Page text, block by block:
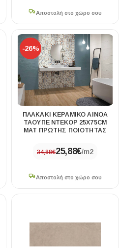
Αποστολή στο χώρο σου
-26%
ΠΛΑΚΑΚΙ ΚΕΡΑΜΙΚΟ ΑΙΝΟΑ
ΤΑΟΥΠΕ ΝΤΕΚΟΡ 25X75CM
ΜΑΤ ΠΡΩΤΗΣ ΠΟΙΟΤΗΤΑΣ
34,88€25,88€/m2
Αποστολή στο χώρο σου